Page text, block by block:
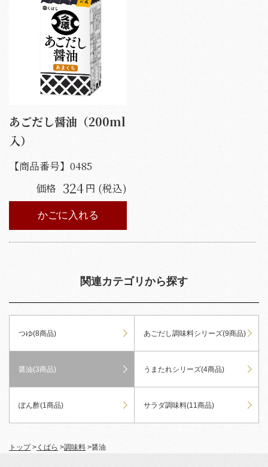
あごだし醤油（200ml
入）
【商品番号】 0485
価格 324円 (税込)
かごに入れる
関連カテゴリから探す
つゆ(8商品) あごだし調味料シリーズ(9商品)
醤油(3商品) うまたれシリーズ(4商品)
ぽん酢(1商品) サラダ調味料(11商品)
トップ> くばら >調味料 >醤油